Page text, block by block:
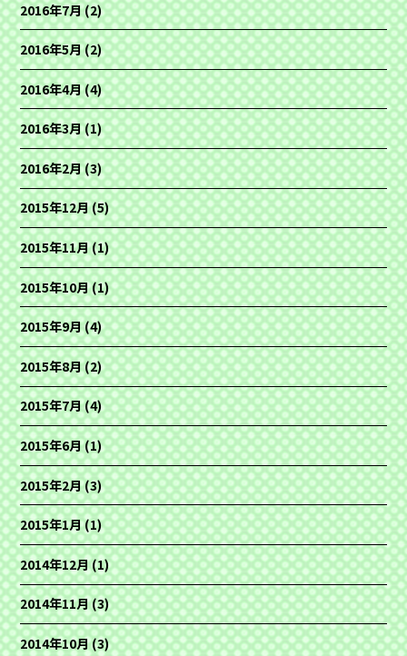
2016年7月(2)
2016年5月(2)
2016年4月(4)
2016年3月(1)
2016年2月(3)
2015年12月(5)
2015年11月(1)
2015年10月(1)
2015年9月(4)
2015年8月(2)
2015年7月(4)
2015年6月(1)
2015年2月(3)
2015年1月(1)
2014年12月(1)
2014年11月(3)
2014年10月(3)